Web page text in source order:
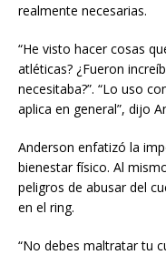
realmente necesarias.
“He visto hacer cosas
atléticas? ¿Fueron
necesitaba?”. “Lo uso
aplica en general”, dijo
Anderson enfatizó la
bienestar físico. Al
peligros de abusar del
en el ring.
“No debes maltratar tu